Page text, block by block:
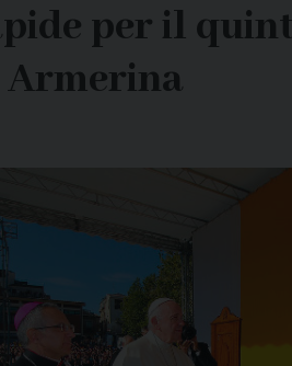
per il
Armerina